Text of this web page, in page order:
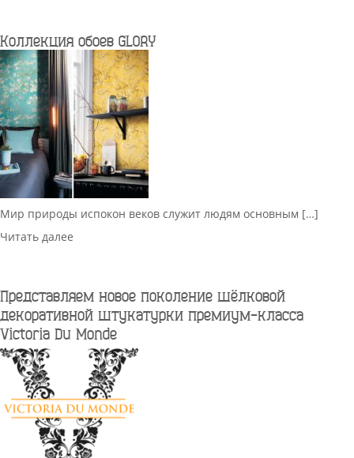
Коллекция обоев GLORY
Мир природы испокон веков служит людям основным […]
Читать далее
Представляем новое поколение шёлковой
декоративной штукатурки премиум-класса
Victoria Du Monde